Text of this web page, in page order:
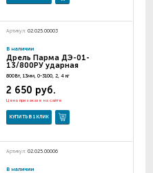
Артикул: 02.025.00003
В наличии
Дрель Парма ДЭ-01-
13/800РУ ударная
800Вт, 13мм, 0-3100, 2, 4 кг
2 650 руб.
Цена при заказе на сайте
КУПИТЬ В 1 КЛИК
Артикул: 02.025.00006
В наличии